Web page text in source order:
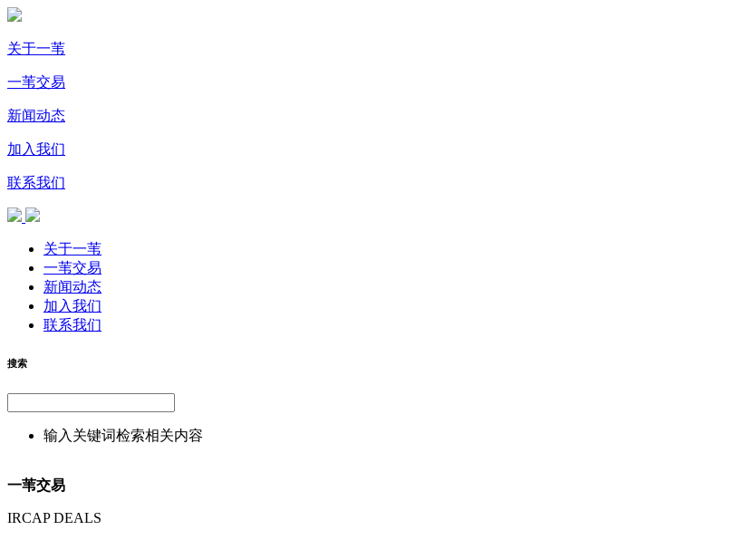
关于一苇
一苇交易
新闻动态
加入我们
联系我们
关于一苇
一苇交易
新闻动态
加入我们
联系我们
搜索
输入关键词检索相关内容
一苇交易
IRCAP DEALS